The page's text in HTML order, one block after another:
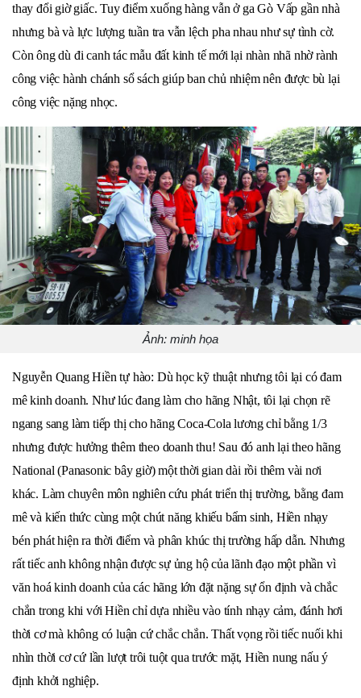
thay đổi giờ giấc. Tuy điểm xuống hàng vẫn ở ga Gò Vấp gần nhà
nhưng bà và lực lượng tuần tra vẫn lệch pha nhau như sự tình cờ.
Còn ông dù đi canh tác mẫu đất kinh tế mới lại nhàn nhã nhờ rành
công việc hành chánh sổ sách giúp ban chủ nhiệm nên được bù lại
công việc nặng nhọc.
Ảnh: minh họa
Nguyễn Quang Hiền tự hào: Dù học kỹ thuật nhưng tôi lại có đam
mê kinh doanh. Như lúc đang làm cho hãng Nhật, tôi lại chọn rẽ
ngang sang làm tiếp thị cho hãng Coca-Cola lương chỉ bằng 1/3
nhưng được hưởng thêm theo doanh thu! Sau đó anh lại theo hãng
National (Panasonic bây giờ) một thời gian dài rồi thêm vài nơi
khác. Làm chuyên môn nghiên cứu phát triển thị trường, bằng đam
mê và kiến thức cùng một chút năng khiếu bẩm sinh, Hiền nhạy
bén phát hiện ra thời điểm và phân khúc thị trường hấp dẫn. Nhưng
rất tiếc anh không nhận được sự ủng hộ của lãnh đạo một phần vì
văn hoá kinh doanh của các hãng lớn đặt nặng sự ổn định và chắc
chắn trong khi với Hiền chỉ dựa nhiều vào tính nhạy cảm, đánh hơi
thời cơ mà không có luận cứ chắc chắn. Thất vọng rồi tiếc nuối khi
nhìn thời cơ cứ lần lượt trôi tuột qua trước mặt, Hiền nung nấu ý
định khởi nghiệp.